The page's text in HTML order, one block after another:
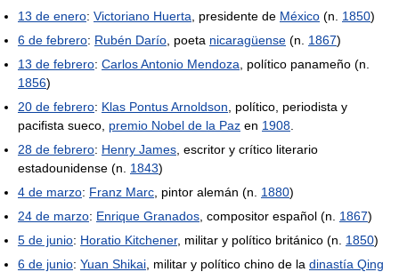
13 de enero: Victoriano Huerta , presidente de México (n. 1850)
6 de febrero: Rubén Darío , poeta nicaragüense (n. 1867)
13 de febrero: Carlos Antonio Mendoza , político panameño (n.
1856)
20 de febrero: Klas Pontus Arnoldson , político, periodista y
pacifista sueco, premio Nobel de la Paz en 1908
28 de febrero: Henry James , escritor y crítico literario
estadounidense (n. 1843)
4 de marzo: Franz Marc , pintor alemán (n. 1880)
24 de marzo: Enrique Granados , compositor español (n. 1867)
5 de junio: Horatio Kitchener, militar y político británico (n. 1850)
6 de junio: Yuan Shikai , militar y político chino de la dinastía Qing